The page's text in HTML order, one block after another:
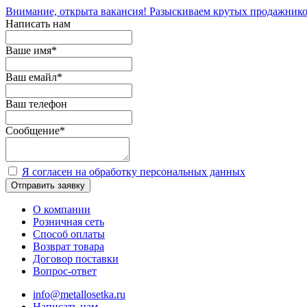
Внимание, открыта вакансия! Разыскиваем крутых
Написать нам
Ваше имя*
Ваш емайл*
Ваш телефон
Сообщение*
Я согласен на обработку персональных данных
Отправить заявку
О компании
Розничная сеть
Способ оплаты
Возврат товара
Договор поставки
Вопрос-ответ
info@metallosetka.ru